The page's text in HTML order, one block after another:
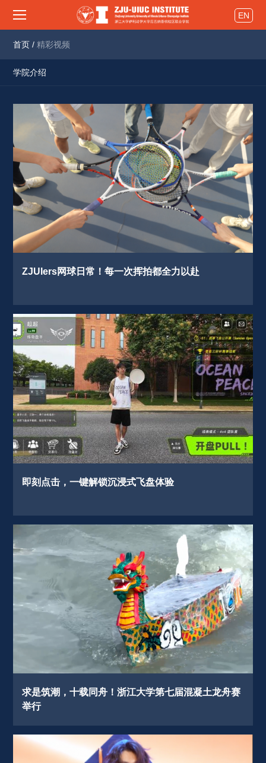
EN
首页 / 精彩视频
学院介绍
精彩活动
ZJUIers网球日常！每一次挥拍都全力以赴
即刻点击，一键解锁沉浸式飞盘体验
求是筑潮，十载同舟！浙江大学第七届混凝土龙舟赛
举行